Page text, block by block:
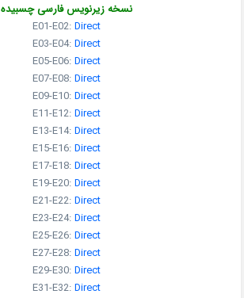
نسخه زیرنویس فارسی چسبیده
E01-E02:Direct
E03-E04:Direct
E05-E06:Direct
E07-E08:Direct
E09-E10:Direct
E11-E12:Direct
E13-E14:Direct
E15-E16:Direct
E17-E18:Direct
E19-E20:Direct
E21-E22:Direct
E23-E24:Direct
E25-E26:Direct
E27-E28:Direct
E29-E30:Direct
E31-E32:Direct